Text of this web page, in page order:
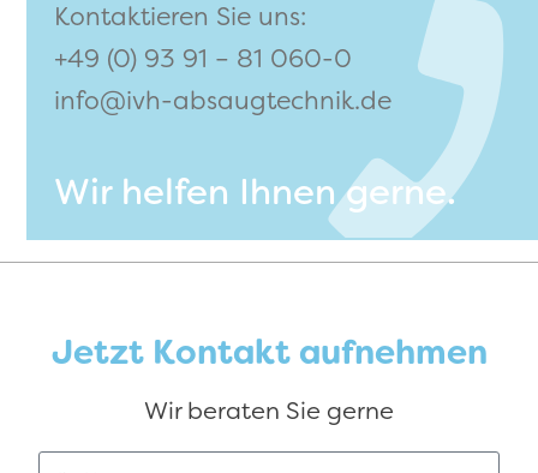
Kontaktieren Sie uns:
+49 (0) 93 91 – 81 060-0
info@ivh-absaugtechnik.de
Wir helfen Ihnen gerne.
Jetzt Kontakt aufnehmen
Wir beraten Sie gerne